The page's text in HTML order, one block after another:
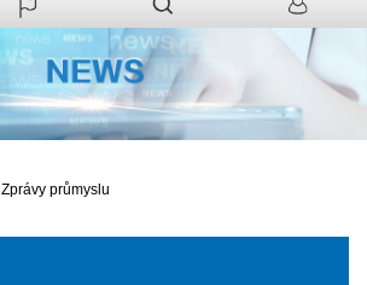
Zprávy průmyslu